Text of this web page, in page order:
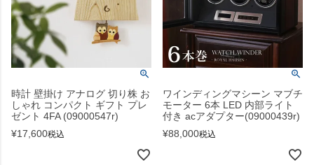
時計 壁掛け アナログ 切り株 お
しゃれ コンパクト ギフト プレ
ゼント 4FA (09000547r)
¥17,600税込
ワインディングマシーン マブチ
モーター 6本 LED 内部ライト
付き acアダプター(09000439r)
¥88,000税込